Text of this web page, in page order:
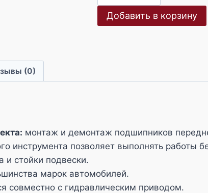
товара
Съёмник
Добавить в корзину
(0)
монтаж и демонтаж подшипников
инструмента позволяет выполнять работы
и стойки подвески.
марок автомобилей.
совместно с гидравлическим приводом.